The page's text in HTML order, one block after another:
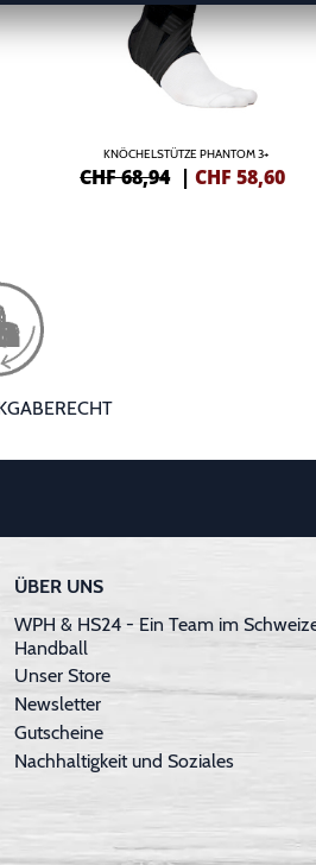
KNÖCHELSTÜTZE PHANTOM 3+
CHF 68,94 |CHF 58,60
ÜBER UNS
WPH & HS24 - Ein Team im
Handball
Unser Store
Newsletter
Gutscheine
Nachhaltigkeit und Soziales